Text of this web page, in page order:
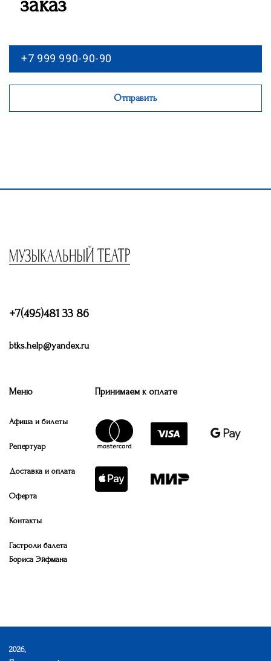
заказ
Отправить
Принимаем к оплате
Меню
Афиша и билеты
Репертуар
Доставка и оплата
Оферта
Контакты
Гастроли балета
Бориса Эйфмана
+7(495)481 33 86
btks.help@yandex.ru
2026,